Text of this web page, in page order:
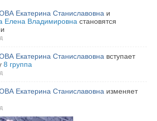
Екатерина Станиславовна и
Елена Владимировна становятся
Екатерина Станиславовна вступает
8 группа
Екатерина Станиславовна изменяет